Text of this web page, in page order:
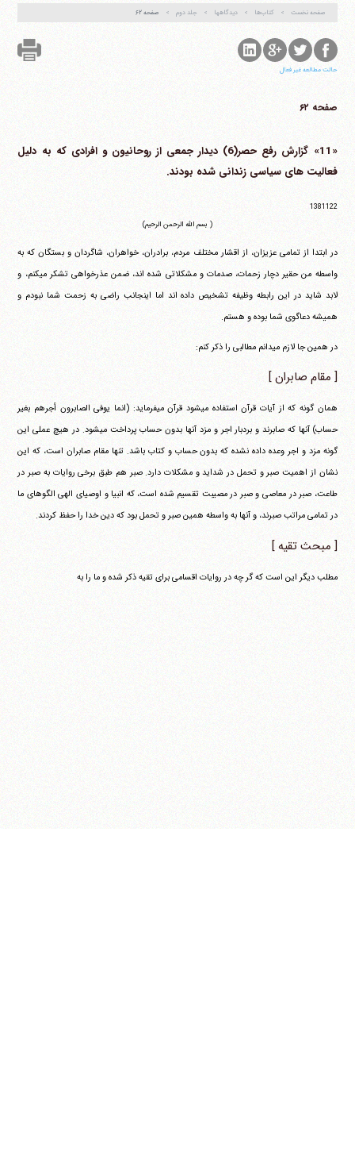
صفحه نخست کتاب‌ها دیدگاهها جلد دوم صفحه ۶۲
حالت مطالعه غیر فعال
صفحه ۶۲
«11» گزارش رفع حصر(6) دیدار جمعی از روحانیون و افرادی که به دلیل
فعالیت های سیاسی زندانی شده بودند.
1381122
( بسم الله الرحمن الرحیم)
در ابتدا از تمامی عزیزان، از اقشار مختلف مردم، برادران، خواهران، شاگردان و بستگان که به
واسطه من حقیر دچار زحمات، صدمات و مشکلاتی شده اند، ضمن عذرخواهی تشکر می‎کنم، و
لابد شاید در این رابطه وظیفه تشخیص داده اند اما اینجانب راضی به زحمت شما نبودم و
همیشه دعاگوی شما بوده و هستم.
در همین جا لازم می‎دانم مطالبی را ذکر کنم:
[ مقام صابران ]
همان گونه که از آیات قرآن استفاده می‎شود قرآن می‎فرماید:
(انما یوفی الصابرون أجرهم بغیر
حساب)
آنها که صابرند و بردبار اجر و مزد آنها بدون حساب پرداخت می‎شود. در هیچ عملی این
گونه مزد و اجر وعده داده نشده که بدون حساب و کتاب باشد. تنها مقام صابران است، که این
نشان از اهمیت صبر و تحمل در شداید و مشکلات دارد. صبر هم طبق برخی روایات به صبر در
طاعت، صبر در معاصی و صبر در مصیبت تقسیم شده است، که انبیا و اوصیای الهی الگوهای ما
در تمامی مراتب صبرند، و آنها به واسطه همین صبر و تحمل بود که دین خدا را حفظ کردند.
[ مبحث تقیه ]
مطلب دیگر این است که گر چه در روایات اقسامی برای تقیه ذکر شده و ما را به